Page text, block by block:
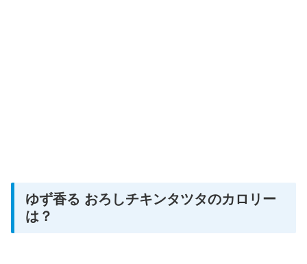
ゆず香る おろしチキンタツタのカロリー
は？